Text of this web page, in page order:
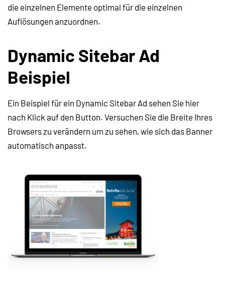
die einzelnen Elemente optimal für die einzelnen
Auflösungen anzuordnen.
Dynamic Sitebar Ad
Beispiel
Ein Beispiel für ein Dynamic Sitebar Ad sehen Sie hier
nach Klick auf den Button. Versuchen Sie die Breite Ihres
Browsers zu verändern um zu sehen, wie sich das Banner
automatisch anpasst.